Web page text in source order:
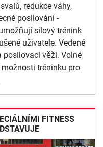
redukce váhy,
posilování -
silový trénink
uživatele. Vedené
věži. Volné
tréninku pro
FITNESS